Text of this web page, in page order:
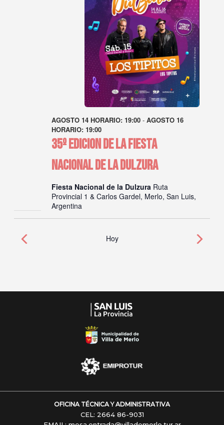
35º EDICION DE LA FIESTA
NACIONAL DE LA DULZURA
AGOSTO 14 HORARIO: 19:00- AGOSTO 16
HORARIO: 19:00
Fiesta Nacional de la Dulzura Ruta
Provincial 1 & Carlos Gardel, Merlo, San Luis,
Argentina
Hoy
OFICINA TÉCNICA Y ADMINISTRATIVA
CEL: 2664 86-9031